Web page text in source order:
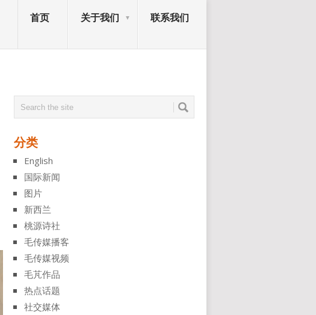
首页 关于我们 联系我们
分类
English
国际新闻
图片
新西兰
桃源诗社
毛传媒播客
毛传媒视频
毛芃作品
热点话题
社交媒体